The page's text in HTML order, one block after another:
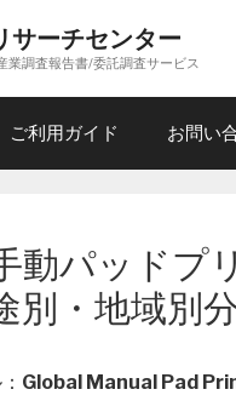
サーチセンター
調査報告書/委託調査サービス
ご利用ガイド お問い
動パッドプ
別・地域別
Global Manual Pad